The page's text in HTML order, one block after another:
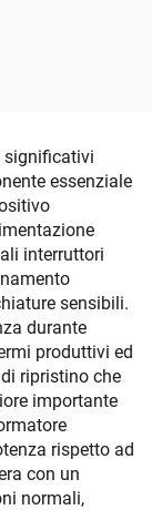
significativi
essenziale
interruttori
sensibili.
durante
produttivi ed
ripristino che
importante
rispetto ad
con un
normali,